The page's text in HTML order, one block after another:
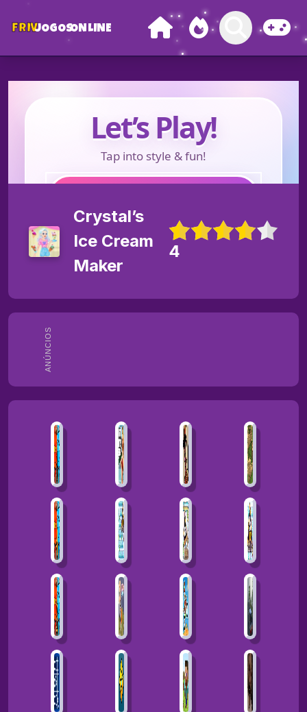
FRIVJOGOSONLINE
ANÚNCIOS
Crystal’s
Ice Cream
Maker
4